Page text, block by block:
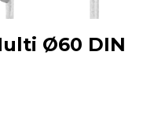
Ø60 DIN